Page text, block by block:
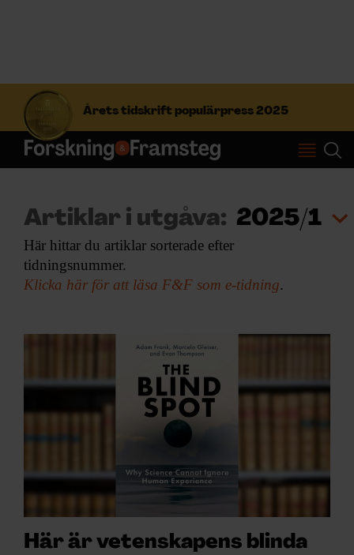
Årets tidskrift populärpress 2025
S
f
t
:
Prenumerera
NYHETSBREV
ARKIV & E-TIDNING
LYSSNA/PODD
EVENEMANG & RESOR
KONTAKTA F&F
Artiklar i utgåva: 2025/1
Här hittar du artiklar sorterade efter
tidningsnummer.
Klicka här för att läsa F&F som e-tidning.
Här är vetenskapens blinda